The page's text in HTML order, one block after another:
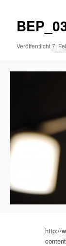
Veröffentlicht7.
http://